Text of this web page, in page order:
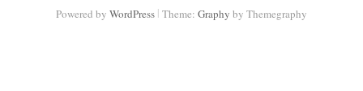
Powered by WordPress | Theme: Graphy by Themegraphy